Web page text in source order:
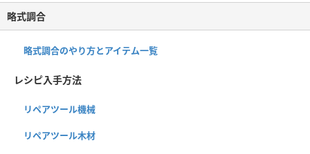
略式調合
略式調合のやり方とアイテム一覧
レシピ入手方法
リペアツール機械
リペアツール木材